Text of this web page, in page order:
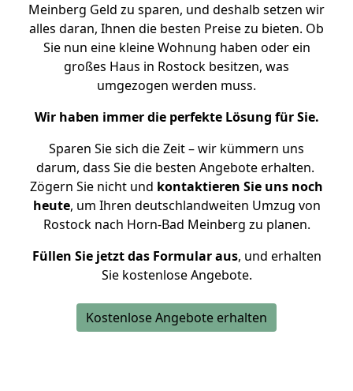
Meinberg Geld zu sparen, und deshalb setzen wir
alles daran, Ihnen die besten Preise zu bieten. Ob
Sie nun eine kleine Wohnung haben oder ein
großes Haus in Rostock besitzen, was
umgezogen werden muss.
Wir haben immer die perfekte Lösung für Sie.
Sparen Sie sich die Zeit – wir kümmern uns
darum, dass Sie die besten Angebote erhalten.
Zögern Sie nicht und kontaktieren Sie uns noch
heute, um Ihren deutschlandweiten Umzug von
Rostock nach Horn-Bad Meinberg zu planen.
Füllen Sie jetzt das Formular aus, und erhalten
Sie kostenlose Angebote.
Kostenlose Angebote erhalten